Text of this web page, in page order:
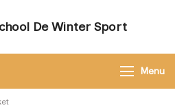
De Winter Sport
– Zwemschool De Winter Sport
Menu